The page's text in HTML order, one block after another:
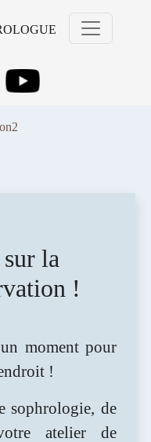
la
!
moment pour
!
sophrologie, de
atelier de